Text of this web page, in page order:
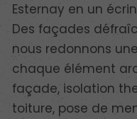
Esternay en un
Des façades
nous redonnons
chaque élément
façade, isolation
toiture, pose de